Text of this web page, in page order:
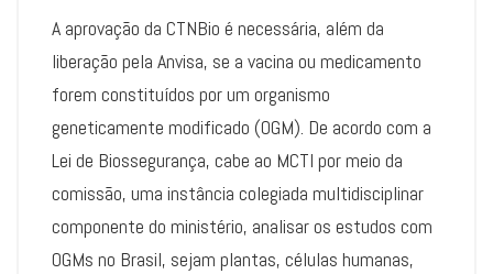
A aprovação da CTNBio é necessária, além da
liberação pela Anvisa, se a vacina ou medicamento
forem constituídos por um organismo
geneticamente modificado (OGM). De acordo com a
Lei de Biossegurança, cabe ao MCTI por meio da
comissão, uma instância colegiada multidisciplinar
componente do ministério, analisar os estudos com
OGMs no Brasil, sejam plantas, células humanas,